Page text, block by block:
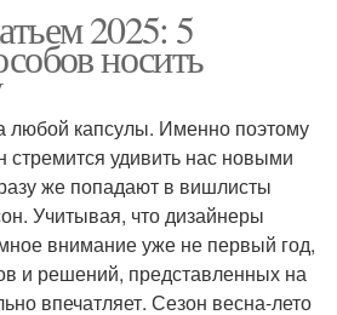
2025: 5
носить
капсулы. Именно поэтому
удивить нас новыми
же попадают в вишлисты
Учитывая, что дизайнеры
внимание уже не первый год,
и решений, представленных на
впечатляет. Сезон весна-лето